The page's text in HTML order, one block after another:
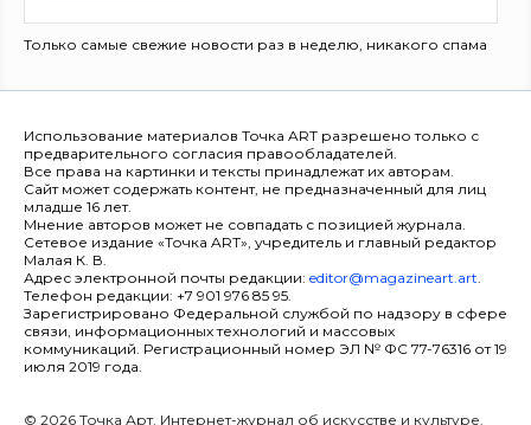
Только самые свежие новости раз в неделю, никакого спама
Использование материалов Точка ART разрешено только с
предварительного согласия правообладателей.
Все права на картинки и тексты принадлежат их авторам.
Сайт может содержать контент, не предназначенный для лиц
младше 16 лет.
Мнение авторов может не совпадать с позицией журнала.
Сетевое издание «Точка ART», учредитель и главный редактор
Малая К. В.
Адрес электронной почты редакции: editor@magazineart.art.
Телефон редакции: +7 901 976 85 95.
Зарегистрировано Федеральной службой по надзору в сфере
связи, информационных технологий и массовых
коммуникаций. Регистрационный номер ЭЛ № ФС 77-76316 от 19
июля 2019 года.
© 2026 Точка Арт. Интернет-журнал об искусстве и культуре.